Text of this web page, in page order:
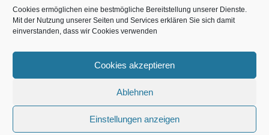
Cookies ermöglichen eine bestmögliche Bereitstellung unserer Dienste.
Mit der Nutzung unserer Seiten und Services erklären Sie sich damit
einverstanden, dass wir Cookies verwenden
Cookies akzeptieren
Ablehnen
Einstellungen anzeigen
betrifft den sehr guten und persönlichen Service des
Personals und die weiterhin gleichbleibende Qualität bei
Speisen und Getränken in der SPANDAU…